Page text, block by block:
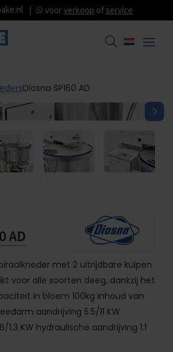
voorverkoop ofservice
Diosna SP160 AD
AD
met 2 uitrijdbare kuipen
voor alle soorten deeg, dankzij het
in bloem 100kg inhoud van
aandrijving 5.5/11 KW
1.3 KW hydraulische aandrijving 1.1